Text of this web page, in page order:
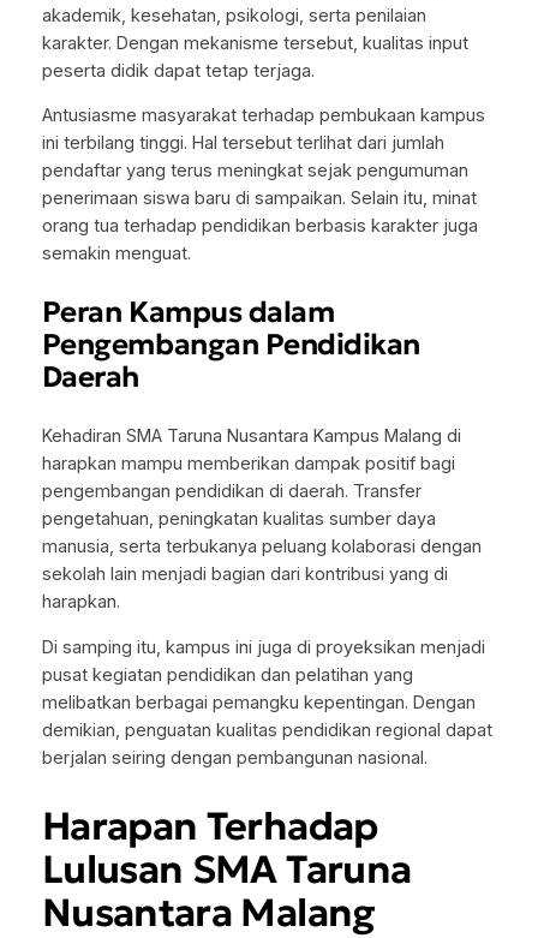
akademik, kesehatan, psikologi, serta penilaian
karakter. Dengan mekanisme tersebut, kualitas input
peserta didik dapat tetap terjaga.
Antusiasme masyarakat terhadap pembukaan kampus
ini terbilang tinggi. Hal tersebut terlihat dari jumlah
pendaftar yang terus meningkat sejak pengumuman
penerimaan siswa baru di sampaikan. Selain itu, minat
orang tua terhadap pendidikan berbasis karakter juga
semakin menguat.
Peran Kampus dalam
Pengembangan Pendidikan
Daerah
Kehadiran SMA Taruna Nusantara Kampus Malang di
harapkan mampu memberikan dampak positif bagi
pengembangan pendidikan di daerah. Transfer
pengetahuan, peningkatan kualitas sumber daya
manusia, serta terbukanya peluang kolaborasi dengan
sekolah lain menjadi bagian dari kontribusi yang di
harapkan.
Di samping itu, kampus ini juga di proyeksikan menjadi
pusat kegiatan pendidikan dan pelatihan yang
melibatkan berbagai pemangku kepentingan. Dengan
demikian, penguatan kualitas pendidikan regional dapat
berjalan seiring dengan pembangunan nasional.
Harapan Terhadap
Lulusan SMA Taruna
Nusantara Malang